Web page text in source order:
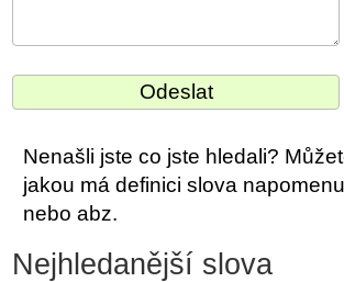
Nenašli jste co jste hledali?
jakou má definici slova
nebo abz.
Nejhledanější slova